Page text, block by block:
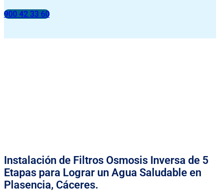
900 42 33 60
Instalación de Filtros Osmosis Inversa de 5
Etapas para Lograr un Agua Saludable en
Plasencia, Cáceres.